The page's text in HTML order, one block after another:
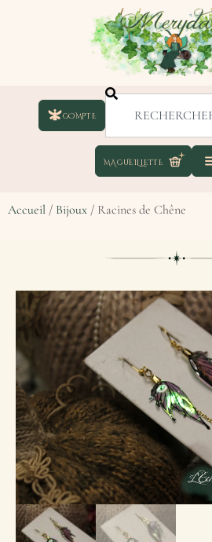
COMPTE
Accueil / Bijoux / Racines de Chêne